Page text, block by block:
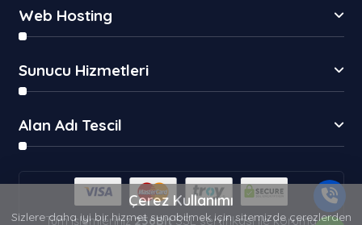
Web Hosting
Sunucu Hizmetleri
Alan Adı Tescil
Tüm işlemleriniz256BitSSL sertifikası ile koruma
Çerez Kullanımı
Sizlere daha iyi bir hizmet sunabilmek için sitemizde çerezlerden